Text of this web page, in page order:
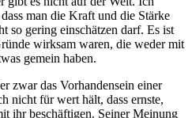
man die Kraft und die Stärke
so gering einschätzen darf. Es ist
wirksam waren, die weder mit
gemein haben.
zwar das Vorhandensein einer
nicht für wert hält, dass ernste,
ihr beschäftigen. Seiner Meinung